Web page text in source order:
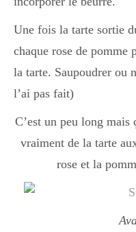
Une fois la tarte sortie
chaque rose de pomme
la tarte. Saupoudrer ou
l’ai pas fait)
C’est un peu long mais
vraiment de la tarte
rose et la